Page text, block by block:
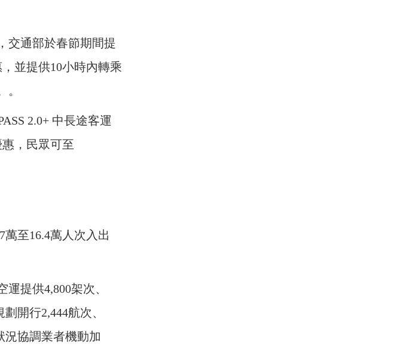
交通部於春節期間提
並提供10小時內轉乘
2.0+ 中長途客運
，民眾可至
至16.4萬人次入出
提供4,800架次、
開行2,444航次、
況協調業者機動加